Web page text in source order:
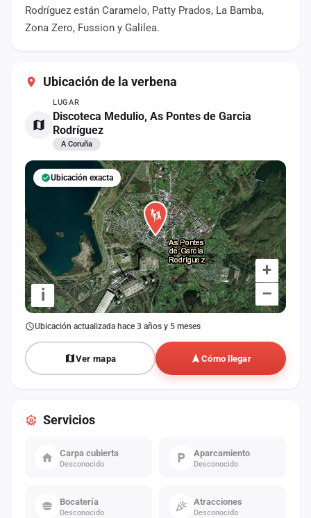
Rodríguez están Caramelo, Patty Prados, La Bamba,
Zona Zero, Fussion y Galilea.
Ubicación de la verbena
LUGAR
Discoteca Medulio, As Pontes de Garcia
Rodríguez
A Coruña
+
–
i
Ubicación exacta
Ubicación actualizada hace 3 años y 5 meses
Ver mapa Cómo llegar
Servicios
Carpa cubierta
Desconocido
Aparcamiento
Desconocido
Bocatería
Desconocido
Atracciones
Desconocido
Administración